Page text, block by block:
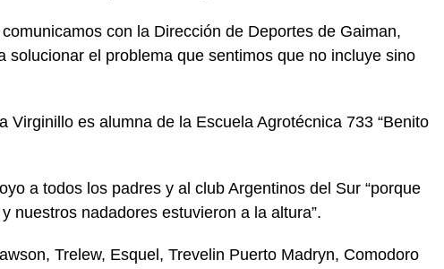
con la Dirección de Deportes de Gaiman,
solucionar el problema que sentimos que no incluye sino
Virginillo es alumna de la Escuela Agrotécnica 733 “Benito
a todos los padres y al club Argentinos del Sur “porque
nuestros nadadores estuvieron a la altura”.
Trelew, Esquel, Trevelin Puerto Madryn, Comodoro